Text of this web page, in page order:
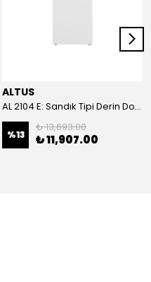
ALTUS
AL 2104 E: Sandık Tipi Derin Dondurucu
%13
₺ 13,693.00
₺ 11,907.00